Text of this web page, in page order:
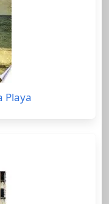
Playa